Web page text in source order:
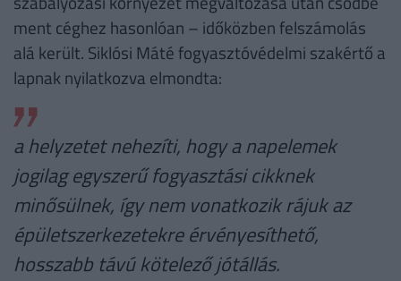
ment céghez hasonlóan – időközben felszámolás
alá került. Siklósi Máté fogyasztóvédelmi szakértő a
lapnak nyilatkozva elmondta:
a helyzetet nehezíti, hogy a napelemek
jogilag egyszerű fogyasztási cikknek
minősülnek, így nem vonatkozik rájuk az
épületszerkezetekre érvényesíthető,
hosszabb távú kötelező jótállás.